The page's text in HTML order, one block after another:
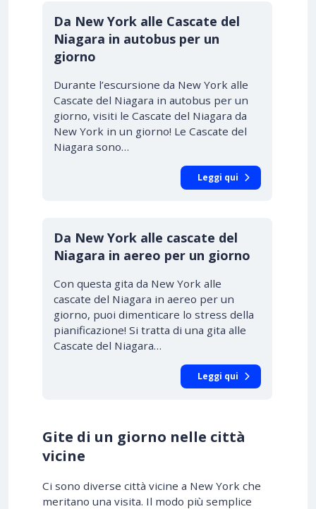
Da New York alle Cascate del
Niagara in autobus per un
giorno
Durante l’escursione da New York alle
Cascate del Niagara in autobus per un
giorno, visiti le Cascate del Niagara da
New York in un giorno! Le Cascate del
Niagara sono…
Leggi qui
Da New York alle cascate del
Niagara in aereo per un giorno
Con questa gita da New York alle
cascate del Niagara in aereo per un
giorno, puoi dimenticare lo stress della
pianificazione! Si tratta di una gita alle
Cascate del Niagara…
Leggi qui
Gite di un giorno nelle città
vicine
Ci sono diverse città vicine a New York che
meritano una visita. Il modo più semplice